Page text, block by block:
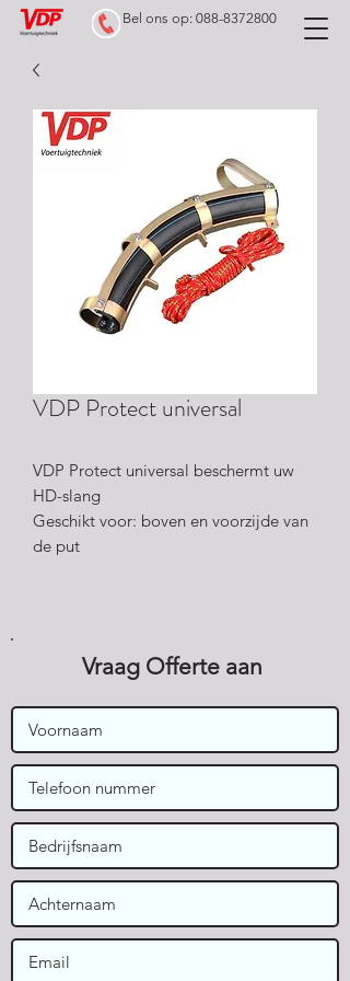
Bel ons op: 088-8372800
VDP Protect universal
VDP Protect universal beschermt uw
HD-slang
Geschikt voor: boven en voorzijde van
de put
Vraag Offerte aan